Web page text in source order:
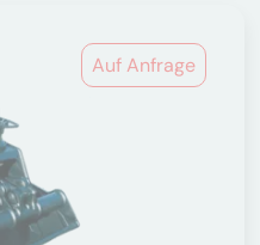
Auf Anfrage